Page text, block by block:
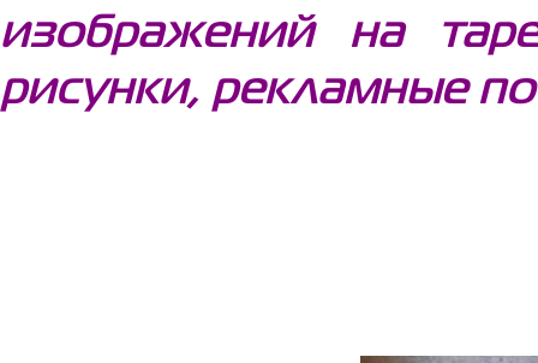
изображений на
рисунки, рекламные